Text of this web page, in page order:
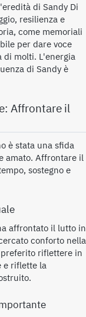
di Sandy Di
resilienza e
come memoriali
per dare voce
di molti. L'energia
di Sandy è
Affrontare il
è stata una sfida
amato. Affrontare il
sostegno e
affrontato il lutto in
conforto nella
riflettere in
e riflette la